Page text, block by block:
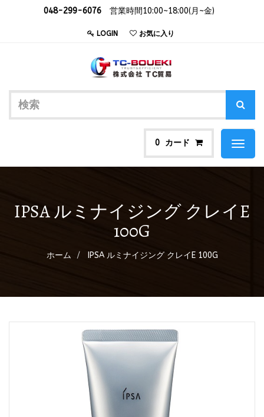
048-299-6076 営業時間10:00~18:00(月~金)
LOGIN お気に入り
0 カード
Toggle
IPSA ルミナイジング クレイE
100G
ホーム IPSA ルミナイジング クレイE 100G